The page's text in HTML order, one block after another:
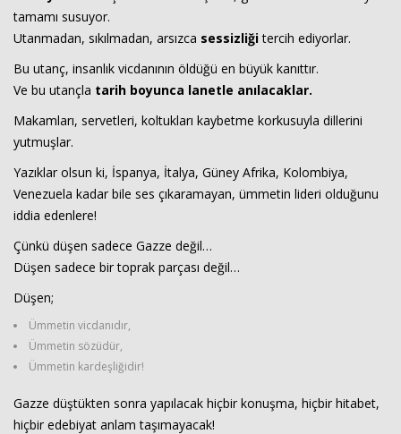
tamamı susuyor.
Utanmadan, sıkılmadan, arsızca sessizliğitercih ediyorlar.
Bu utanç, insanlık vicdanının öldüğü en büyük kanıttır.
Ve bu utançla tarih boyunca lanetle anılacaklar.
Makamları, servetleri, koltukları kaybetme korkusuyla dillerini
yutmuşlar.
Yazıklar olsun ki, İspanya, İtalya, Güney Afrika, Kolombiya,
Venezuela kadar bile ses çıkaramayan, ümmetin lideri olduğunu
iddia edenlere!
Çünkü düşen sadece Gazze değil…
Düşen sadece bir toprak parçası değil…
Düşen;
Ümmetin vicdanıdır,
Ümmetin sözüdür,
Ümmetin kardeşliğidir!
Gazze düştükten sonra yapılacak hiçbir konuşma, hiçbir hitabet,
hiçbir edebiyat anlam taşımayacak!